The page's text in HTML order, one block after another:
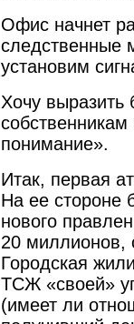
Офис начнет
следственные
установим
Хочу выразить
понимание».
Итак, первая
На ее
нового
20 миллионов,
Городская
ТСЖ «своей»
(имеет ли